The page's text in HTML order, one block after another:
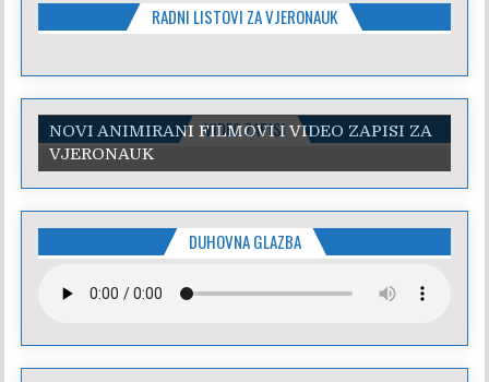
RADNI LISTOVI ZA VJERONAUK
VIDEO ZAPISI
NOVI ANIMIRANI FILMOVI I VIDEO ZAPISI ZA
VJERONAUK
DUHOVNA GLAZBA